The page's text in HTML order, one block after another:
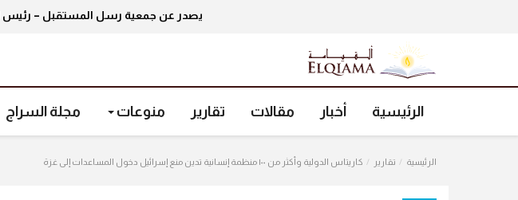
يصدر عن جمعية رسل المستقبل – رئيس
الرئيسية أخبار مقالات تقارير منوعات مجلة السراج
الرئيسية تقارير كاريتاس الدولية وأكثر من ١٠٠ منظمة إنسانية تدين منع إسرائيل دخول المساعدات إلى غزة